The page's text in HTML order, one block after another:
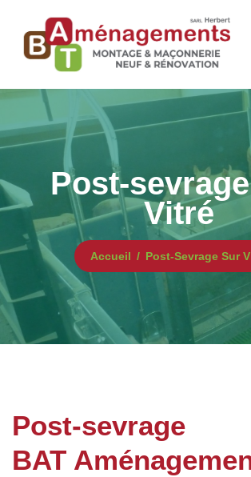
Post-
Vitré
Accueil Post-Sevrage Sur
Post-sevrage
BAT